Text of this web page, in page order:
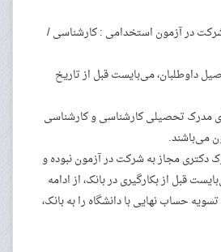
در آزمون استخدامی : کارشناسی /
تحصیل داوطلبان، می‌بایست قبل از تاریخ
دارای مدرک تحصیلی کارشناسی‏ و کارشناسی
می‌باشند.
مدرک دکتری مجاز به شرکت در آزمون نبوده و
قبل از بکارگیری در بانک، از ادامه
حساب نهایی با دانشگاه را به بانک،